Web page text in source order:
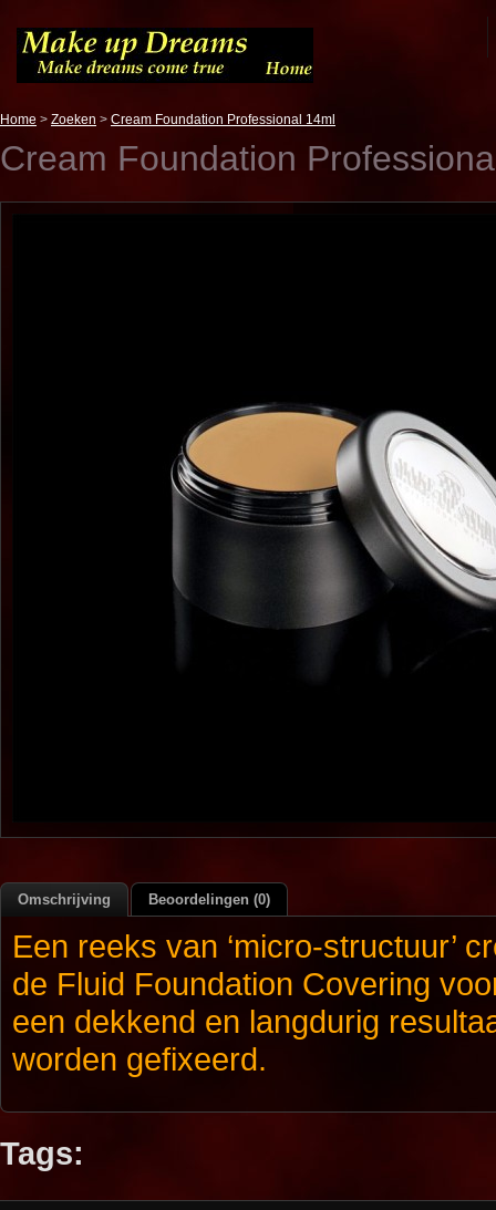
Home > Zoeken > Cream Foundation Professional 14ml
Cream Foundation
Omschrijving Beoordelingen (0)
Een reeks van ‘micro-structuur’
de Fluid Foundation Covering
een dekkend en langdurig
worden gefixeerd.
Tags: